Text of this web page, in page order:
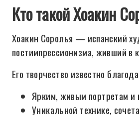
Кто такой Хоакин
Хоакин Соролья — испанский
постимпрессионизма, живший в
Его творчество известно
Ярким, живым портретам и
Уникальной технике,